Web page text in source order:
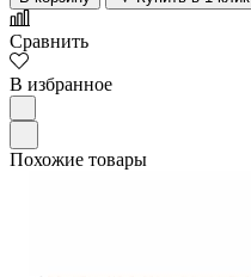
Сравнить
В избранное
Похожие товары